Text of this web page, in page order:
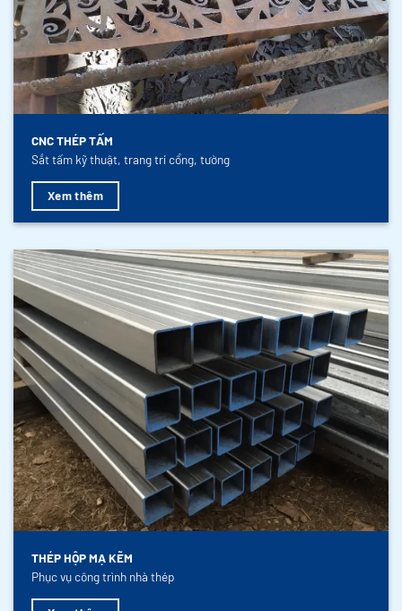
CNC THÉP TẤM
Sắt tấm kỹ thuật, trang trí cổng, tường
Xem thêm
THÉP HỘP MẠ KẼM
Phục vụ công trình nhà thép